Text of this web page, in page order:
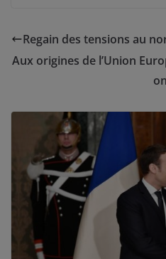
Regain des tensions au
Aux origines de l’Union